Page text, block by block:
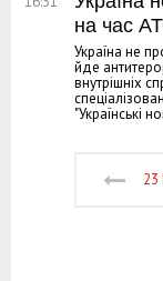
на час
Україна не
йде
внутрішніх
"Українські
23